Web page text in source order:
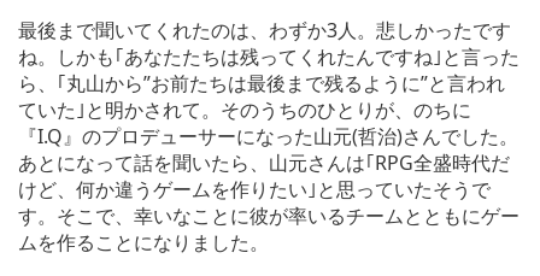
最後まで聞いてくれたのは、わずか3人。悲しかったです
ね。しかも｢あなたたちは残ってくれたんですね｣と言った
ら、｢丸山から”お前たちは最後まで残るように”と言われ
ていた｣と明かされて。そのうちのひとりが、のちに
『I.Q』のプロデューサーになった山元(哲治)さんでした。
あとになって話を聞いたら、山元さんは｢RPG全盛時代だ
けど、何か違うゲームを作りたい｣と思っていたそうで
す。そこで、幸いなことに彼が率いるチームとともにゲー
ムを作ることになりました。